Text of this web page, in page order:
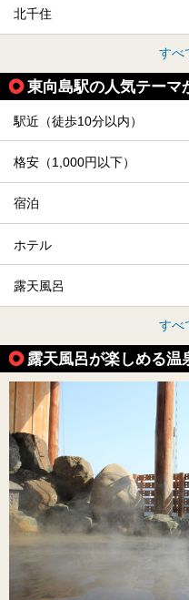
北千住
すべ
東向島駅の人気テーマ
駅近（徒歩10分以内）
格安（1,000円以下）
宿泊
ホテル
露天風呂
すべ
露天風呂が楽しめる温